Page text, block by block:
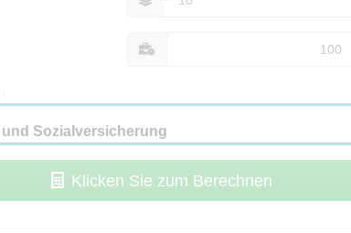
Sozialversicherung
Klicken Sie zum Berechnen